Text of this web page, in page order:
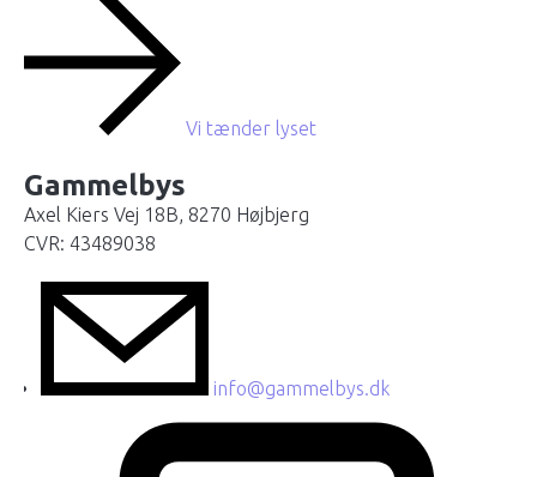
Vi tænder lyset
Gammelbys
Axel Kiers Vej 18B, 8270 Højbjerg
CVR: 43489038
info@gammelbys.dk